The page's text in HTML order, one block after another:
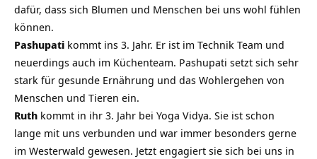
dafür, dass sich Blumen und Menschen bei uns wohl fühlen
können.
Pashupati kommt ins 3. Jahr. Er ist im Technik Team und
neuerdings auch im Küchenteam. Pashupati setzt sich sehr
stark für gesunde Ernährung und das Wohlergehen von
Menschen und Tieren ein.
Ruth kommt in ihr 3. Jahr bei Yoga Vidya. Sie ist schon
lange mit uns verbunden und war immer besonders gerne
im Westerwald gewesen. Jetzt engagiert sie sich bei uns in